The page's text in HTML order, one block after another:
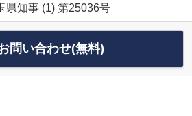
県知事 (1) 第25036号
問い合わせ(無料)